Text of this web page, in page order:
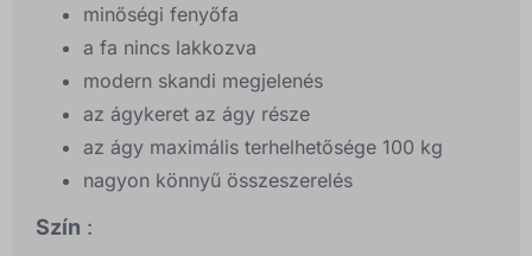
minőségi fenyőfa
a fa nincs lakkozva
modern skandi megjelenés
az ágykeret az ágy része
az ágy maximális terhelhetősége 100 kg
nagyon könnyű összeszerelés
Szín :